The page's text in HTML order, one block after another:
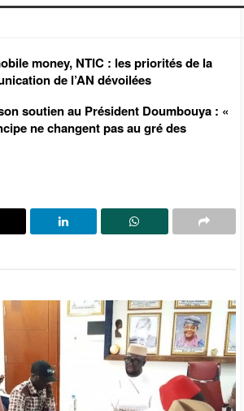
money, NTIC : les priorités de la
de l’AN dévoilées
soutien au Président Doumbouya : «
ne changent pas au gré des